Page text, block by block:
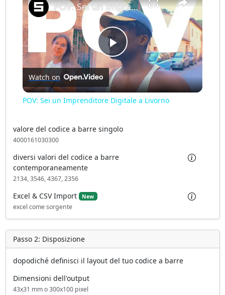
P
l
e
POV: Sei un Imprenditore Digitale a Livorno
Watch on
POV: Sei un Imprenditore Digitale a Livorno
valore del codice a barre singolo
4000161030300
diversi valori del codice a barre
contemporaneamente
2134, 3546, 4367, 2356
Excel & CSV Import New
excel come sorgente
Passo 2: Disposizione
dopodiché definisci il layout del tuo codice a barre
Dimensioni dell'output
43x31 mm o 300x100 pixel